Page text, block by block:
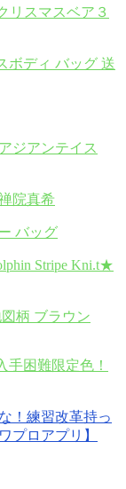
リスマスベア３
ボディ バッグ 送
ジアンテイス
院真希
バッグ
Stripe Kni.t★
柄 ブラウン
困難限定色！
！練習改革持っ
プロアプリ】